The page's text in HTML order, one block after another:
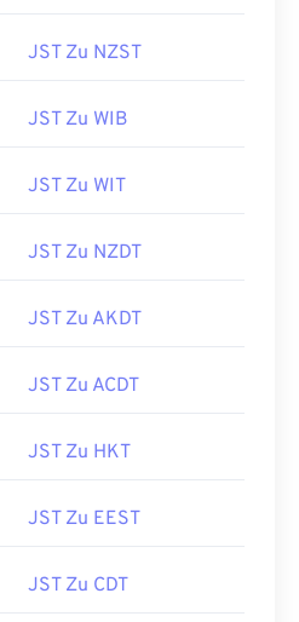
JST Zu NZST
JST Zu WIB
JST Zu WIT
JST Zu NZDT
JST Zu AKDT
JST Zu ACDT
JST Zu HKT
JST Zu EEST
JST Zu CDT